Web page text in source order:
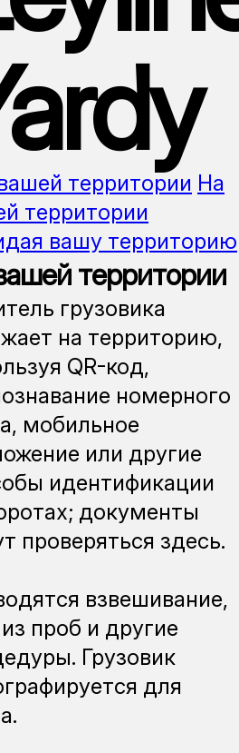
территории На
территории
вашу территорию
территории
грузовика
на территорию,
QR-код,
номерного
мобильное
или другие
идентификации
документы
проверяться здесь.
взвешивание,
проб и другие
Грузовик
для